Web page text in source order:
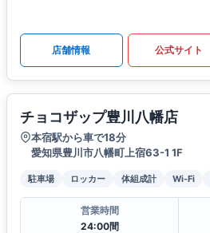
店舗情報 公式サイト
チョコザップ豊川八幡店
本宿駅から車で18分
愛知県豊川市八幡町上宿63-1 1F
駐車場 ロッカー 体組成計 Wi-Fi
営業時間
24:00間